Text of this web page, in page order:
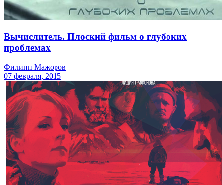
Вычислитель. Плоский фильм о глубоких
проблемах
Филипп Мажоров
07 февраля, 2015